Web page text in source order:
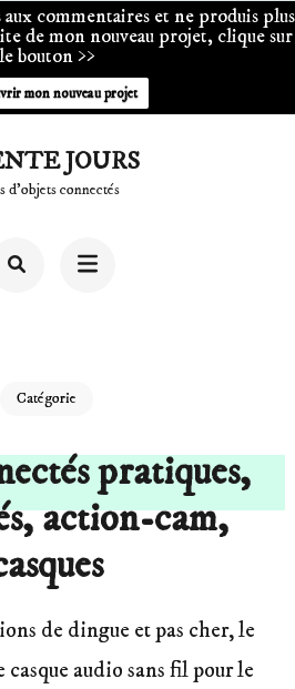
commentaires et ne produis plus
de mon nouveau projet, clique sur
le bouton >>
mon nouveau projet
JOURS
d'objets connectés
Catégorie
pratiques,
action-cam,
de dingue et pas cher, le
audio sans fil pour le